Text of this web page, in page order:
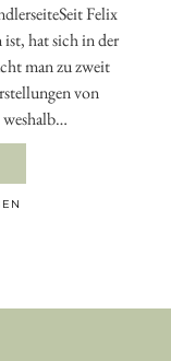
Felix
ist, hat sich in der
man zu zweit
von